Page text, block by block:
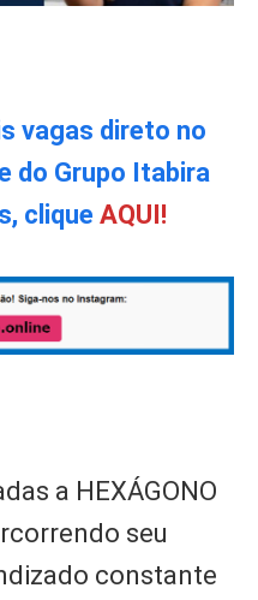
vagas direto no
do Grupo Itabira
clique AQUI!
a HEXÁGONO
seu
constante